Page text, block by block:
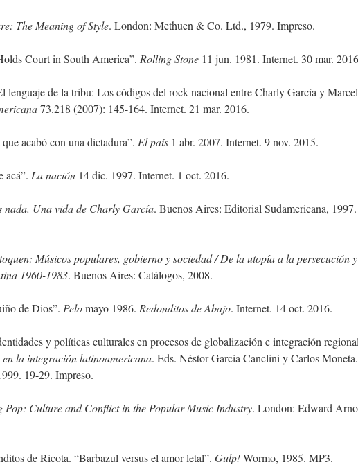
The Meaning of Style. London: Methuen & Co. Ltd., 1979. Impreso.
Court in South America”. Rolling Stone 11 jun. 1981. Internet. 30 mar.
lenguaje de la tribu: Los códigos del rock nacional entre Charly García y
73.218 (2007): 145-164. Internet. 21 mar. 2016.
acabó con una dictadura”. El país 1 abr. 2007. Internet. 9 nov. 2015.
acá”. La nación 14 dic. 1997. Internet. 1 oct. 2016.
nada. Una vida de Charly García. Buenos Aires: Editorial Sudamericana, 1997.
Músicos populares, gobierno y sociedad / De la utopía a la persecución
1960-1983. Buenos Aires: Catálogos, 2008.
de Dios”. Pelomayo 1986. Redonditos de Abajo. Internet. 14 oct. 2016.
y políticas culturales en procesos de globalización e integración
la integración latinoamericana. Eds. Néstor García Canclini y Carlos Moneta.
19-29. Impreso.
Pop: Culture and Conflict in the Popular Music Industry. London: Edward
de Ricota. “Barbazul versus el amor letal”. Gulp!Wormo, 1985. MP3.